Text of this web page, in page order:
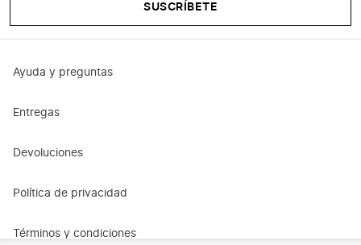
SUSCRÍBETE
Ayuda y preguntas
Entregas
Devoluciones
Política de privacidad
Términos y condiciones